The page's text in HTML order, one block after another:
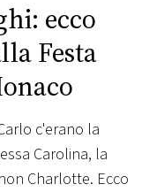
ecco
Festa
c'erano la
Carolina, la
Charlotte. Ecco